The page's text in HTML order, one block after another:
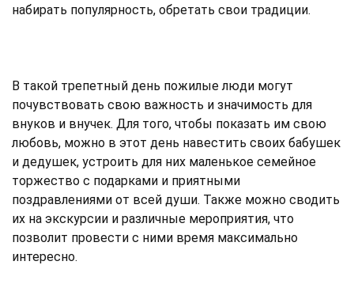
набирать популярность, обретать свои традиции.
В такой трепетный день пожилые люди могут
почувствовать свою важность и значимость для
внуков и внучек. Для того, чтобы показать им свою
любовь, можно в этот день навестить своих бабушек
и дедушек, устроить для них маленькое семейное
торжество с подарками и приятными
поздравлениями от всей души. Также можно сводить
их на экскурсии и различные мероприятия, что
позволит провести с ними время максимально
интересно.